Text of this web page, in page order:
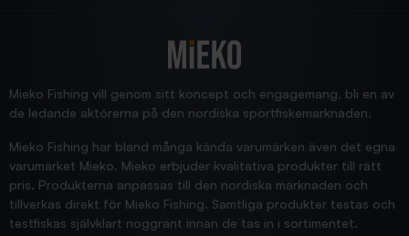
Jensa
Mieko Fishing vill genom sitt koncept och engagemang, bli en av
de ledande aktörerna på den nordiska sportfiskemarknaden.
Mieko Fishing har bland många kända varumärken även det egna
varumärket Mieko. Mieko erbjuder kvalitativa produkter till rätt
pris. Produkterna anpassas till den nordiska marknaden och
tillverkas direkt för Mieko Fishing. Samtliga produkter testas och
testfiskas självklart noggrant innan de tas in i sortimentet.